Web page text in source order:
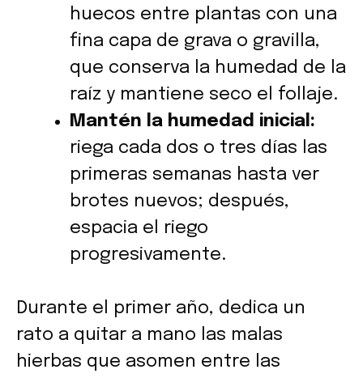
huecos entre plantas con una
fina capa de grava o gravilla,
que conserva la humedad de la
raíz y mantiene seco el follaje.
Mantén la humedad inicial:
riega cada dos o tres días las
primeras semanas hasta ver
brotes nuevos; después,
espacia el riego
progresivamente.
Durante el primer año, dedica un
rato a quitar a mano las malas
hierbas que asomen entre las